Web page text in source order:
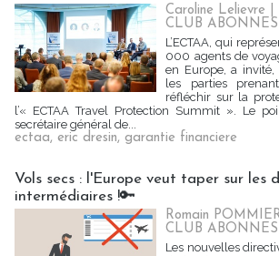
Caroline Lelievre |
CLUB ABONNES
L’ECTAA, qui
000 agents de
en Europe, a
les parties
réfléchir sur la
l’« ECTAA Travel Protection Summit ». Le
secrétaire général de...
ectaa, eric dresin, garantie financiere
Vols secs : l'Europe veut taper sur les
intermédiaires !🔑
Romain
CLUB ABONNES
Les nouvelles